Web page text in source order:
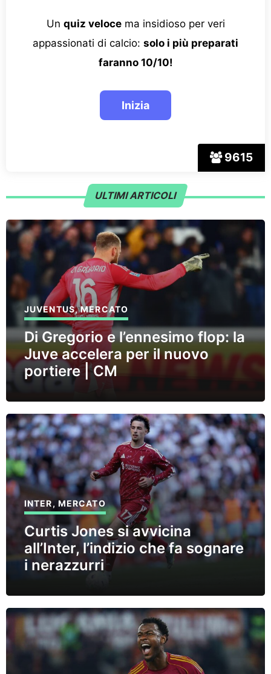
9615
Un quiz velocema insidioso per veri
appassionati di calcio: solo i più preparati
faranno 10/10!
ULTIMI ARTICOLI
JUVENTUS,MERCATO
Di Gregorio e l’ennesimo flop: la
Juve accelera per il nuovo
portiere | CM
INTER, MERCATO
Curtis Jones si avvicina
all’Inter, l’indizio che fa sognare
i nerazzurri